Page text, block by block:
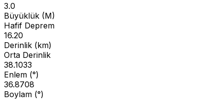
3.0
Büyüklük (M)
Hafif Deprem
16.20
Derinlik (km)
Orta Derinlik
38.1033
Enlem (°)
36.8708
Boylam (°)